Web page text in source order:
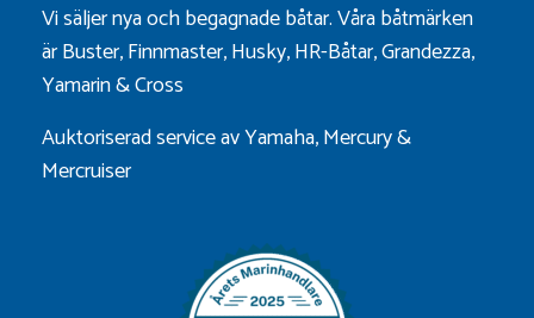
Vi säljer nya och begagnade båtar. Våra båtmärken
ärBuster,Finnmaster,Husky,HR-Båtar,Grandezza,
Yamarin&Cross
Auktoriserad service av Yamaha, Mercury &
Mercruiser